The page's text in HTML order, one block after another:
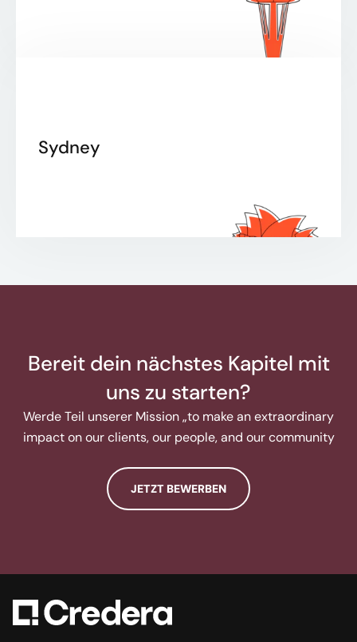
Sydney
Bereit dein nächstes Kapitel mit
uns zu starten?
Werde Teil unserer Mission „to make an extraordinary
impact on our clients, our people, and our community
JETZT BEWERBEN